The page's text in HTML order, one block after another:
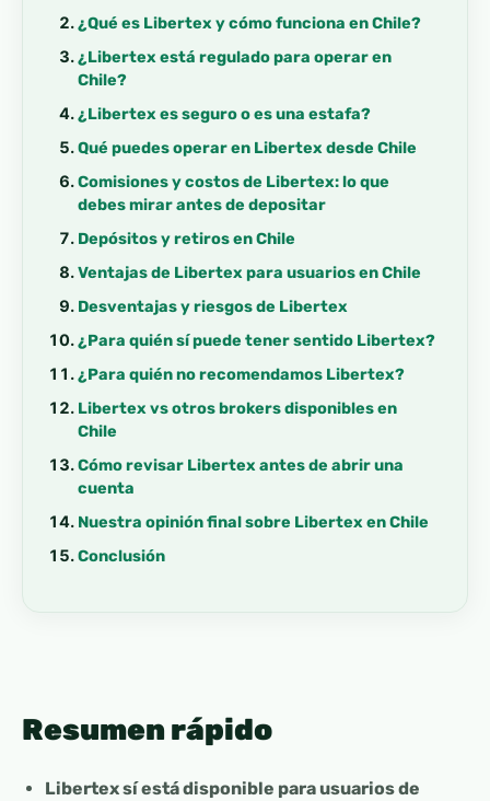
¿Qué es Libertex y cómo funciona en Chile?
¿Libertex está regulado para operar en
Chile?
¿Libertex es seguro o es una estafa?
Qué puedes operar en Libertex desde Chile
Comisiones y costos de Libertex: lo que
debes mirar antes de depositar
Depósitos y retiros en Chile
Ventajas de Libertex para usuarios en Chile
Desventajas y riesgos de Libertex
¿Para quién sí puede tener sentido Libertex?
¿Para quién no recomendamos Libertex?
Libertex vs otros brokers disponibles en
Chile
Cómo revisar Libertex antes de abrir una
cuenta
Nuestra opinión final sobre Libertex en Chile
Conclusión
Resumen rápido
Libertex sí está disponible para usuarios de